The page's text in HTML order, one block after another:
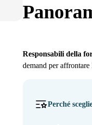
Responsabili della
demand per
Perché